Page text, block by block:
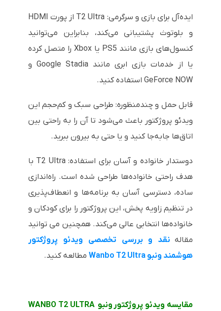
ایده‌آل برای بازی و سرگرمی: T2 Ultra از پورت HDMI
و بلوتوث پشتیبانی می‌کند، بنابراین می‌توانید
کنسول‌های بازی مانند PS5 یا Xbox را متصل کرده
یا از خدمات بازی ابری مانند Google Stadia و
GeForce NOW استفاده کنید.
قابل حمل و چندمنظوره: طراحی سبک و کم‌حجم این
ویدئو پروژکتور باعث می‌شود تا آن را به راحتی بین
اتاق‌ها جابه‌جا کنید و یا حتی به بیرون ببرید.
دوستدار خانواده و آسان برای استفاده: T2 Ultra با
هدف راحتی خانواده‌ها طراحی شده است. راه‌اندازی
ساده، دسترسی آسان به برنامه‌ها و انعطاف‌پذیری
در تنظیم زاویه پخش، این پروژکتور را برای کودکان و
خانواده‌ها انتخابی عالی می‌کند. همچنین می توانید
مقاله نقد و بررسی تخصصی ویدئو پروژکتور
هوشمند ونبو Wanbo T2 Ultra
مطالعه کنید.
مقایسه ویدئو پروژکتور ونبو WANBO T2 ULTRA